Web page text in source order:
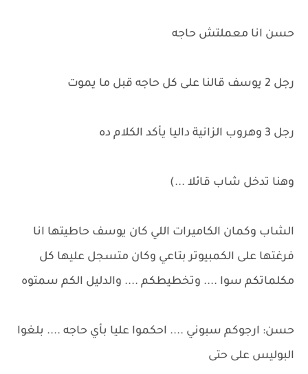
حسن انا معملتش حاجه
رجل 2 يوسف قالنا على كل حاجه قبل ما يموت
رجل 3 وهروب الزانية داليا يأكد الكلام ده
وهنا تدخل شاب قائلا ...)
الشاب وكمان الكاميرات اللي كان يوسف حاطيتها انا
فرغتها على الكمبيوتر بتاعي وكان متسجل عليها كل
مكلماتكم سوا .... وتخطيطكم .... والدليل الكم سمتوه
حسن: ارجوكم سبوني .... احكموا عليا بأي حاجه .... بلغوا
البوليس على حتى